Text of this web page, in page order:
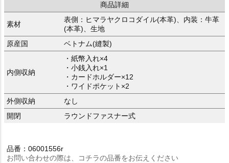
商品詳細
素材
表側：ヒマラヤクロコダイル(本革)、内装：牛革
(本革)、生地
原産国
ベトナム(縫製)
内側収納
・紙幣入れ×4
・小銭入れ×1
・カードホルダー×12
・ワイドポケット×2
外側収納
なし
開閉
ラウンドファスナー式
品番：06001556r
お問い合わせの際は、コチラの品番をお伝えください